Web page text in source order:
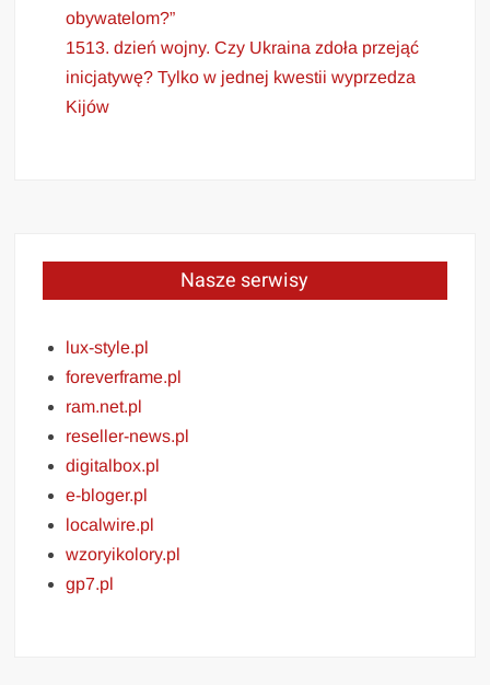
obywatelom?”
1513. dzień wojny. Czy Ukraina zdoła przejąć
inicjatywę? Tylko w jednej kwestii wyprzedza
Kijów
Nasze serwisy
lux-style.pl
foreverframe.pl
ram.net.pl
reseller-news.pl
digitalbox.pl
e-bloger.pl
localwire.pl
wzoryikolory.pl
gp7.pl